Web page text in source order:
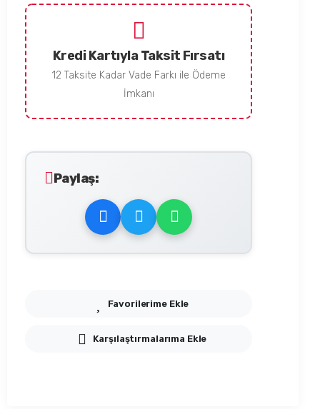
Kredi Kartıyla Taksit Fırsatı
12 Taksite Kadar Vade Farkı ile Ödeme
İmkanı
Paylaş:
Favorilerime Ekle
Karşılaştırmalarıma Ekle